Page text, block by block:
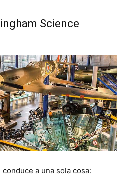
Science
a una sola cosa: